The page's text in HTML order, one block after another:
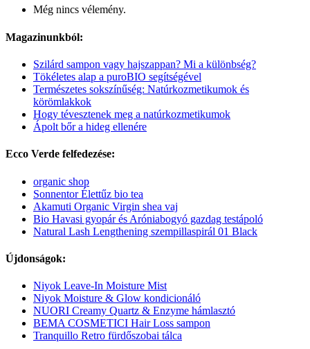
Még nincs vélemény.
Magazinunkból:
Szilárd sampon vagy hajszappan? Mi a különbség?
Tökéletes alap a puroBIO segítségével
Természetes sokszínűség: Natúrkozmetikumok és
körömlakkok
Hogy tévesztenek meg a natúrkozmetikumok
Ápolt bőr a hideg ellenére
Ecco Verde felfedezése:
organic shop
Sonnentor Élettűz bio tea
Akamuti Organic Virgin shea vaj
Bio Havasi gyopár és Aróniabogyó gazdag testápoló
Natural Lash Lengthening szempillaspirál 01 Black
Újdonságok:
Niyok Leave-In Moisture Mist
Niyok Moisture & Glow kondicionáló
NUORI Creamy Quartz & Enzyme hámlasztó
BEMA COSMETICI Hair Loss sampon
Tranquillo Retro fürdőszobai tálca